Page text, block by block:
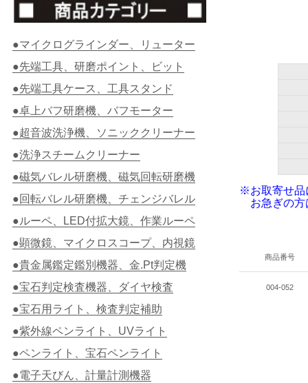
※お取寄せ品
お急ぎの方
商品番号
004-052
●マイクログラインダー、リューター
●先端工具、研磨ポイント、ビット
●先端工具ケース、工具スタンド
●卓上バフ研磨機、バフモーター
●超音波洗浄機、ソニッククリーナー
●洗浄スチームクリーナー
●磁気バレル研磨機、磁気回転研磨機
●回転バレル研磨機、チェンジバレル
●ルーペ、LED付拡大鏡、作業ルーペ
●顕微鏡、マイクロスコープ、内視鏡
●貴金属鑑定鑑別機器、金.Pt判定機
●宝石判定検査機器、ダイヤ検査
●宝石用ライト、検査判定補助
●紫外線ペンライト、UVライト
●ペンライト、宝石ペンライト
●電子天びん、計量計測機器